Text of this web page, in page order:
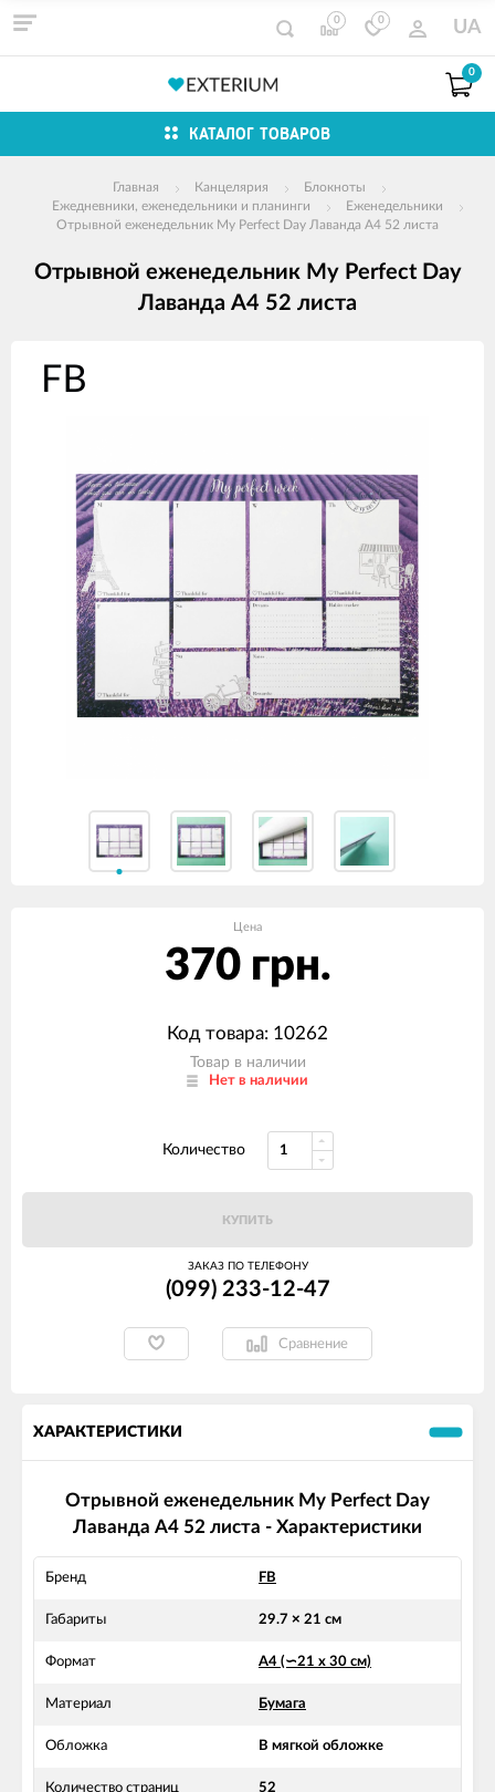
0 0 UA
0
КАТАЛОГ ТОВАРОВ
Главная Канцелярия
Блокноты
Ежедневники, еженедельники и планинги
Еженедельники
Отрывной еженедельник My Perfect Day Лаванда A4 52 листа
Отрывной еженедельник My Perfect Day
Лаванда A4 52 листа
Изображения
товаров
Цена
370 грн.
Код товара: 10262
Товар в наличии
Нет в наличии
Количество
КУПИТЬ
ЗАКАЗ ПО ТЕЛЕФОНУ
(099) 233-12-47
Сравнение
ХАРАКТЕРИСТИКИ
Отрывной еженедельник My Perfect Day
Лаванда A4 52 листа - Характеристики
Бренд FB
Габариты 29.7 × 21 см
Формат А4 (∽21 х 30 см)
Материал Бумага
Обложка В мягкой обложке
Количество страниц 52